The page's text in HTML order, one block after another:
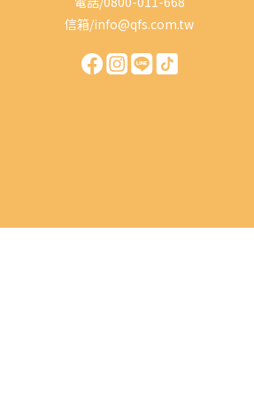
信箱/info@qfs.com.tw